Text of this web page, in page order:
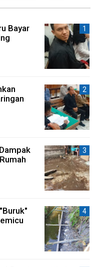
Bayar